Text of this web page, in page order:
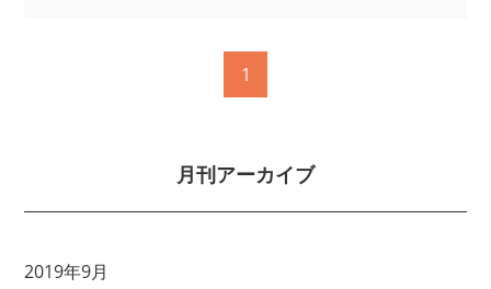
1
月刊アーカイブ
2019年9月